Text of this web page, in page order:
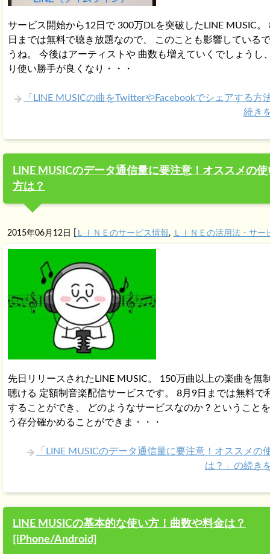
サービス開始から12日で 300万DLを突破したLINE MUSIC。
日までは無料で聴き放題なので、 このことも影響している
うね。 今後はアーティストや 曲数も増えていくでしょうし
り使い勝手が良くなり・・・
「LINE MUSICの曲をTwitterやFacebookでシェアする方
続き
LINE MUSICのデータ通信量に要注意！オススメの使
方は？
2015年06月12日 ＬＩＮＥのサービス情報, ＬＩＮＥの活用法・サー
先日リリースされたLINE MUSIC。 150万曲以上の楽曲を無
聴ける 定額制音楽配信サービスです。 8月9日までは無料で
することができ、 どのようなサービスなのか？ということ
う存分確かめることができま・・・
「LINE MUSICのデータ通信量に要注意！オススメの
は？」の続き
LINE MUSICの基本的な使い方！曲数や料金は？
[iPhone/Android]